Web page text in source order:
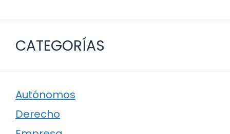
CATEGORÍAS
Autónomos
Derecho